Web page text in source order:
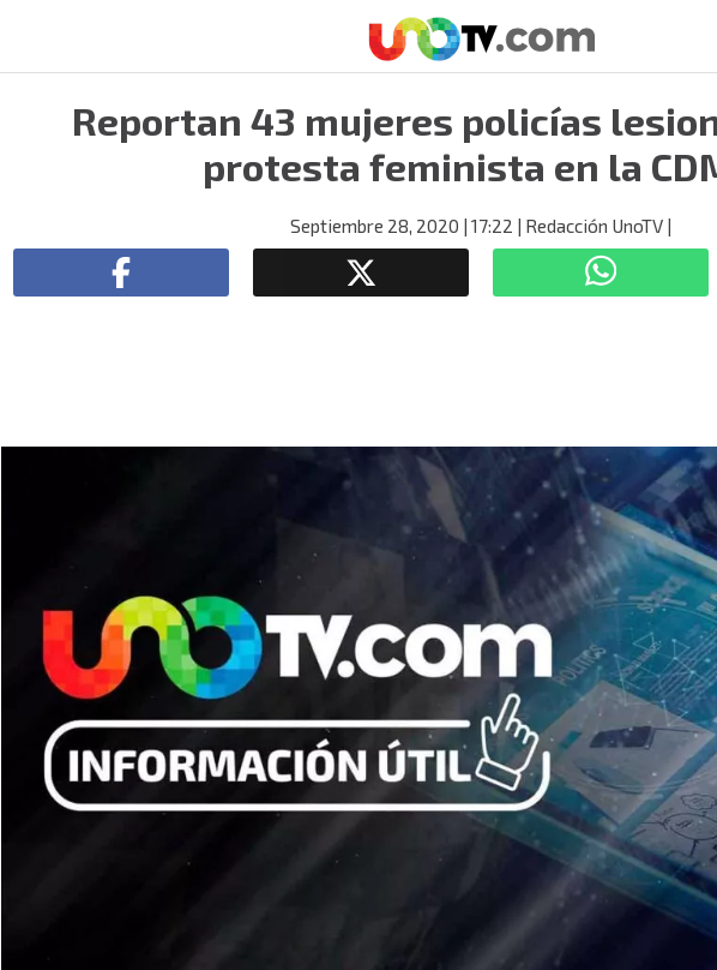
Reportan 43 mujeres policías
protesta feminista en la
Septiembre 28, 2020 | 17:22 | Redacción UnoTV |